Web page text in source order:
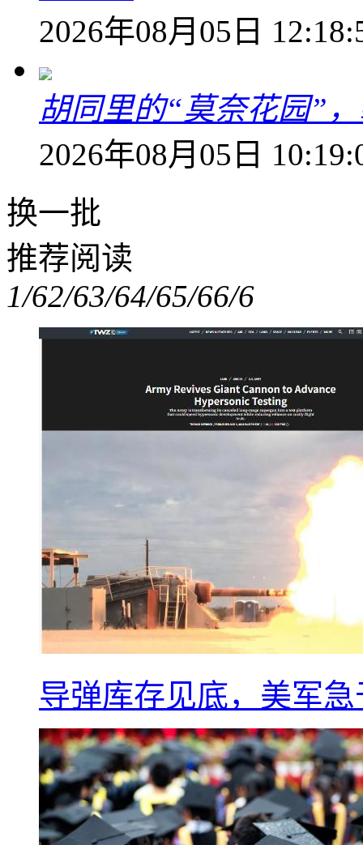
2026年08月05日
胡同里的“莫奈花园”
2026年08月05日
换一批
推荐阅读
1/62/63/64/65/66/6
导弹库存见底，美军